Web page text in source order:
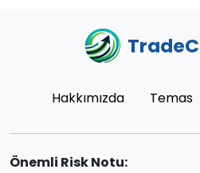
Hakkımızda Temas
Önemli Risk Notu: